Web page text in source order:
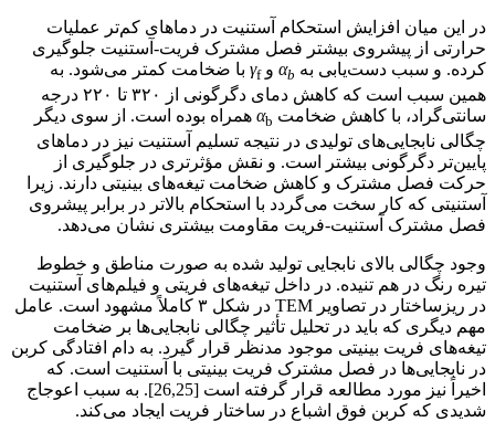
در این میان افزایش استحکام آستنیت در دماهای کم‌تر عملیات
حرارتی از پیشروی بیشتر فصل مشترک فریت-آستنیت جلوگیری
کرده. و سبب دست‌یابی به
αb و γf
با ضخامت کمتر می‌شود. به
همین سبب است که کاهش دمای دگرگونی از ۳۲۰ تا ۲۲۰ درجه
سانتی‌گراد، با کاهش ضخامت
αb
همراه بوده است. از سوی دیگر
چگالی نابجایی‌های تولیدی در نتیجه تسلیم آستنیت نیز در دماهای
پایین‌تر دگرگونی بیشتر است. و نقش مؤثرتری در جلوگیری از
حرکت فصل مشترک و کاهش ضخامت تیغه‌های بینیتی دارند. زیرا
آستنیتی که کار سخت می‌گردد با استحکام بالاتر در برابر پیشروی
فصل مشترک آستنیت-فریت مقاومت بیشتری نشان می‌دهد.
وجود چگالی بالای نابجایی تولید شده به صورت مناطق و خطوط
تیره رنگ در هم تنیده. در داخل تیغه‌های فریتی و فیلم‌های آستنیت
در ریزساختار در تصاویر TEM در شکل ۳ کاملاً مشهود است. عامل
مهم دیگری که باید در تحلیل تأثیر چگالی نابجایی‌ها بر ضخامت
تیغه‌های فریت بینیتی موجود مدنظر قرار گیرد. به دام افتادگی کربن
در نابجایی‌ها در فصل مشترک فریت بینیتی با آستنیت است. که
اخیراً نیز مورد مطالعه قرار گرفته است [26,25]. به سبب اعوجاج
شدیدی که کربن فوق اشباع در ساختار فریت ایجاد می‌کند.